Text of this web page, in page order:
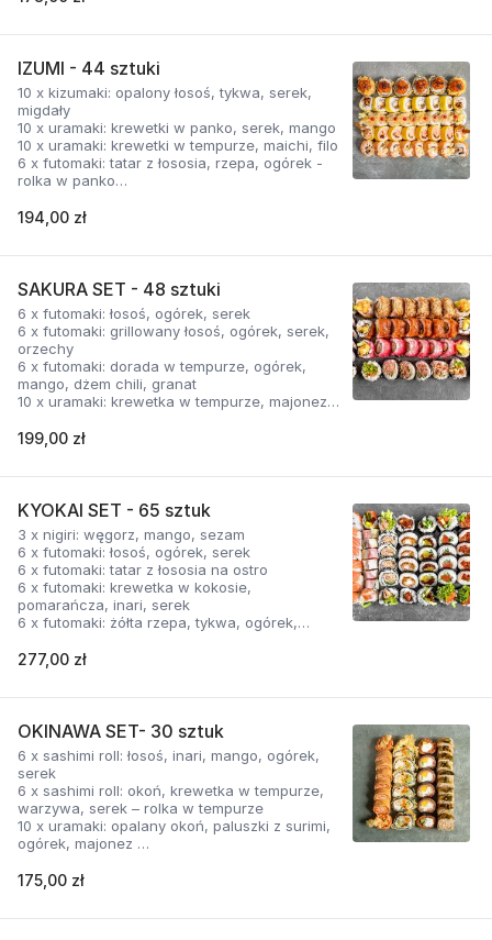
IZUMI - 44 sztuki
10 x kizumaki: opalony łosoś, tykwa, serek,
migdały
10 x uramaki: krewetki w panko, serek, mango
10 x uramaki: krewetki w tempurze, maichi, filo
6 x futomaki: tatar z łososia, rzepa, ogórek -
rolka w panko
serek
194,00 zł
SAKURA SET - 48 sztuki
6 x futomaki: łosoś, ogórek, serek
6 x futomaki: grillowany łosoś, ogórek, serek,
orzechy
6 x futomaki: dorada w tempurze, ogórek,
mango, dżem chili, granat
10 x uramaki: krewetka w tempurze, majonez,
10 x uramaki: por w tempurze, ogórek, serek,
pomarańcza
199,00 zł
KYOKAI SET - 65 sztuk
3 x nigiri: węgorz, mango, sezam
6 x futomaki: łosoś, ogórek, serek
6 x futomaki: tatar z łososia na ostro
6 x futomaki: krewetka w kokosie,
pomarańcza, inari, serek
6 x futomaki: żółta rzepa, tykwa, ogórek,
8 x uramaki: grillowany tatar z tuńczyka
10 x sashimi roll: łosoś, warzywa, serek.
277,00 zł
OKINAWA SET- 30 sztuk
6 x sashimi roll: łosoś, inari, mango, ogórek,
serek
6 x sashimi roll: okoń, krewetka w tempurze,
warzywa, serek – rolka w tempurze
10 x uramaki: opalany okoń, paluszki z surimi,
ogórek, majonez
tobiko, krewetka w tempurze, majonez
175,00 zł